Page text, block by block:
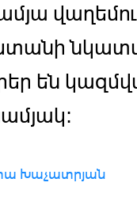
են
Խաչատրյան